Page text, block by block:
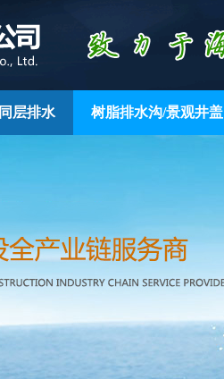
同层排水 树脂排水沟/景观井盖